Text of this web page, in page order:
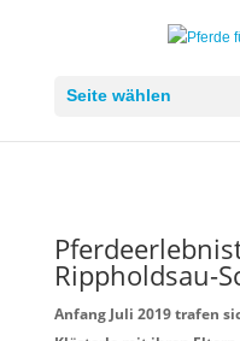
Seite wählen
Rippholdsau-
Anfang Juli 2019 trafen